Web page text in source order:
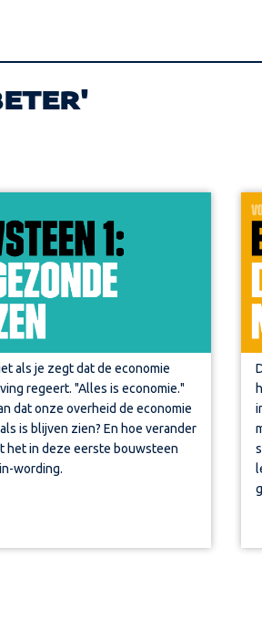
als je zegt dat de economie
regeert. "Alles is economie."
dat onze overheid de economie
is blijven zien? En hoe verander
het in deze eerste bouwsteen
wording.